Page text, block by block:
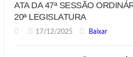
ATA DA 47ª SESSÃO
20ª LEGISLATURA
17/12/2025 Baixar